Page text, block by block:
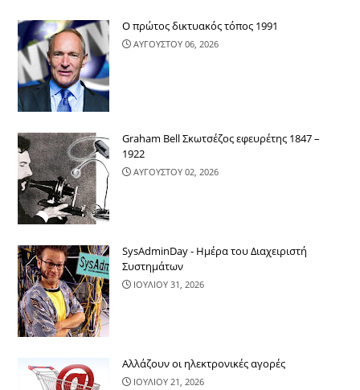
Ο πρώτος δικτυακός τόπος 1991
ΑΥΓΟΥΣΤΟΥ 06, 2026
Graham Bell Σκωτσέζος εφευρέτης 1847 –
1922
ΑΥΓΟΥΣΤΟΥ 02, 2026
SysAdminDay - Ημέρα του Διαχειριστή
Συστημάτων
ΙΟΥΛΙΟΥ 31, 2026
Αλλάζουν οι ηλεκτρονικές αγορές
ΙΟΥΛΙΟΥ 21, 2026